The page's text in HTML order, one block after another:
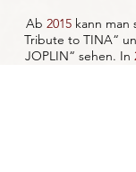
Ab 2015 kann man
Tribute to TINA“
JOPLIN“ sehen. In